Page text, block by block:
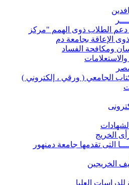
دعم الطلاب ذوى الهمم "مركز
الإعاقة بجامعة دم
ومكافحة الفساد
الجامعي ( ورقي ، إلكتروني )
الخريج
التى تقدمها جامعة دمنهور
الخريجين
للدراسات العليا